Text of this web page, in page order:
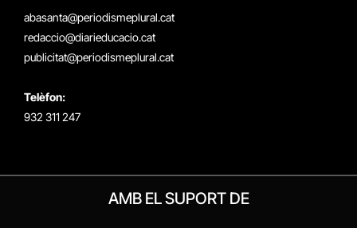
abasanta@periodismeplural.cat
redaccio@diarieducacio.cat
publicitat@periodismeplural.cat
Telèfon:
932 311 247
AMB EL SUPORT DE